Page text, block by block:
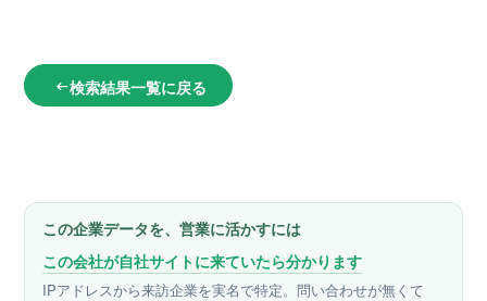
arrow_left_alt検索結果一覧に戻る
この企業データを、営業に活かすには
この会社が自社サイトに来ていたら分かります
IPアドレスから来訪企業を実名で特定。問い合わせが無くて